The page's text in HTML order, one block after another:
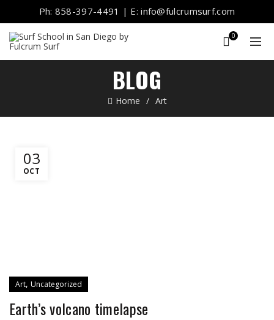
Ph: 858-397-4491 | E: info@fulcrumsurf.com
0
BLOG
Home Art
03
OCT
Art, Uncategorized
Earth’s volcano timelapse